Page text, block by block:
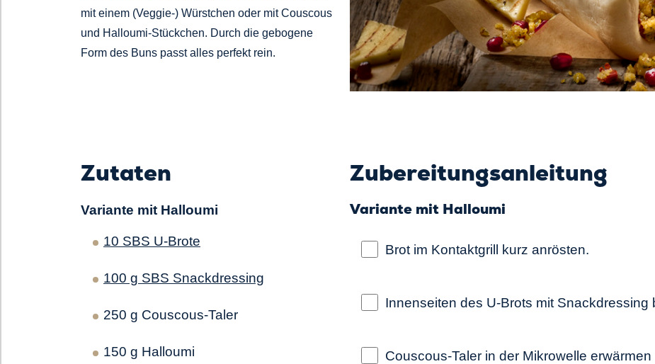
mit einem (Veggie-) Würstchen oder mit Couscous
und Halloumi-Stückchen. Durch die gebogene
Form des Buns passt alles perfekt rein.
Zutaten
Variante mit Halloumi
10 SBS U-Brote
100 g SBS Snackdressing
250 g Couscous-Taler
150 g Halloumi
Zubereitungsanleitung
Variante mit Halloumi
Brot im Kontaktgrill kurz anrösten.
Innenseiten des U-Brots mit Snackdressing
Couscous-Taler in der Mikrowelle